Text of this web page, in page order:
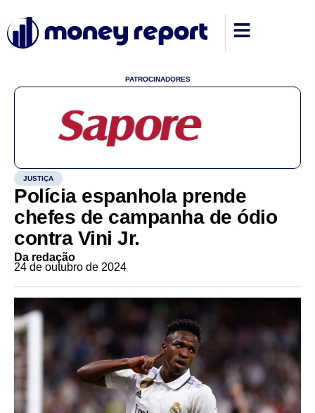
PATROCINADORES
JUSTIÇA
Polícia espanhola prende
chefes de campanha de ódio
contra Vini Jr.
Da redação
24 de outubro de 2024